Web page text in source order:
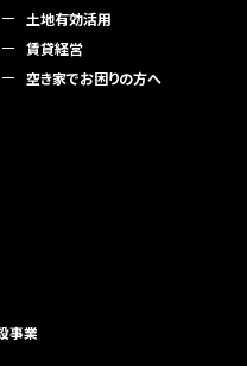
土地有効活用
賃貸経営
空き家でお困りの方へ
事業